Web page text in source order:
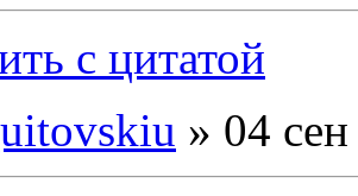
с цитатой
» 04